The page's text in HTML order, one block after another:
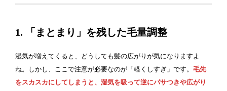
1. 「まとまり」を残した毛量調整
湿気が増えてくると、どうしても髪の広がりが気になりますよ
ね。しかし、ここで注意が必要なのが「軽くしすぎ」です。 毛先
をスカスカにしてしまうと、湿気を吸って逆にパサつきや広がり